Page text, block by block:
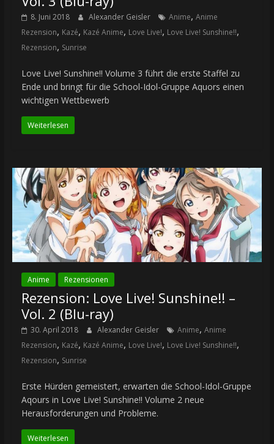
8. Juni 2018 Alexander Geisler Anime, Anime
Rezension, Kazé, Kazé Anime, Love Live!, Love Live! Sunshine!!,
Rezension, Sunrise
Love Live! Sunshine!! Volume 3 führt die erste Staffel zu
Ende und bringt für die School-Idol-Gruppe Aquors einen
wichtigen Wettbewerb
Weiterlesen
Anime Rezensionen
Rezension: Love Live! Sunshine!! –
Vol. 2 (Blu-ray)
30. April 2018 Alexander Geisler Anime, Anime
Rezension, Kazé, Kazé Anime, Love Live!, Love Live! Sunshine!!,
Rezension, Sunrise
Erste Hürden gemeistert, erwarten die School-Idol-Gruppe
Aqours in Love Live! Sunshine!! Volume 2 neue
Herausforderungen und Probleme.
Weiterlesen